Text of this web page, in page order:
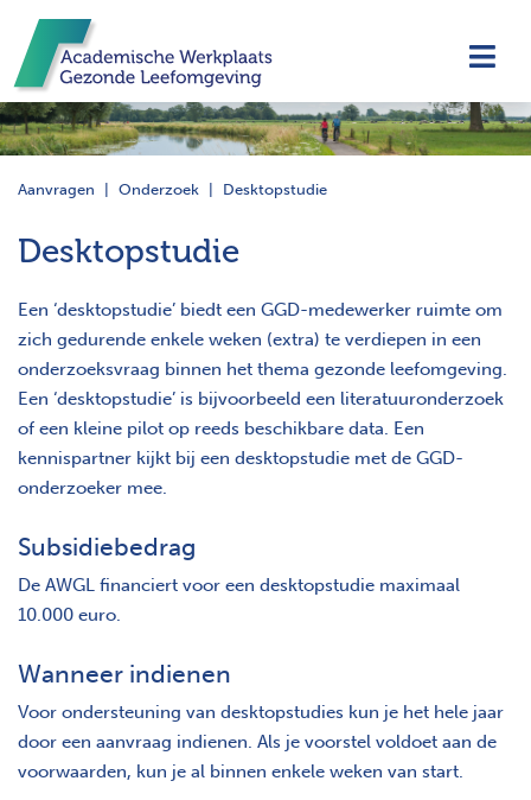
Aanvragen Onderzoek Desktopstudie
Desktopstudie
Een ‘desktopstudie’ biedt een GGD-medewerker ruimte om
zich gedurende enkele weken (extra) te verdiepen in een
onderzoeksvraag binnen het thema gezonde leefomgeving.
Een ‘desktopstudie’ is bijvoorbeeld een literatuuronderzoek
of een kleine pilot op reeds beschikbare data. Een
kennispartner kijkt bij een desktopstudie met de GGD-
onderzoeker mee.
Subsidiebedrag
De AWGL financiert voor een desktopstudie maximaal
10.000 euro.
Wanneer indienen
Voor ondersteuning van desktopstudies kun je het hele jaar
door een aanvraag indienen. Als je voorstel voldoet aan de
voorwaarden, kun je al binnen enkele weken van start.